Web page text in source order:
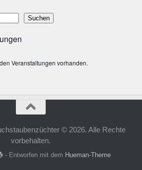
Suchen
Veranstaltungen vorhanden.
© 2026. Alle Rechte
vorbehalten.
- Entworfen mit dem Hueman-Theme